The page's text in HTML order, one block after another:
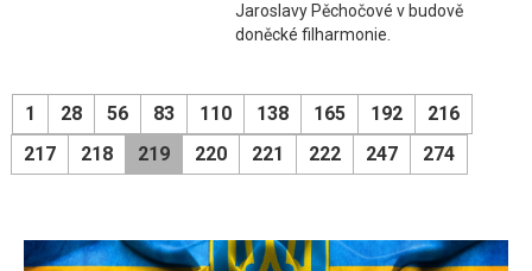
Jaroslavy Pěchočové v budově
doněcké filharmonie.
1 28 56 83 110 138 165 192
216
217
218 219 220 221 222 247 274